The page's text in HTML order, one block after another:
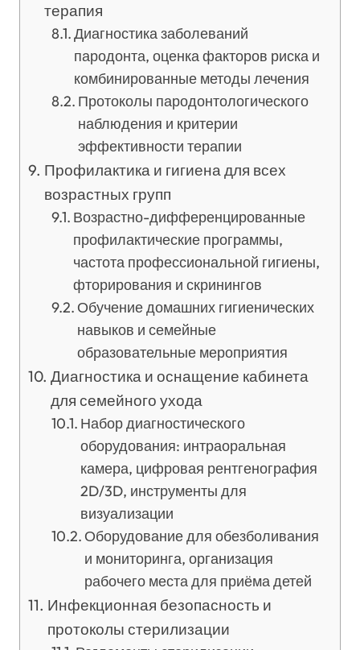
терапия
Диагностика заболеваний
пародонта, оценка факторов риска и
комбинированные методы лечения
Протоколы пародонтологического
наблюдения и критерии
эффективности терапии
Профилактика и гигиена для всех
возрастных групп
Возрастно-дифференцированные
профилактические программы,
частота профессиональной гигиены,
фторирования и скринингов
Обучение домашних гигиенических
навыков и семейные
образовательные мероприятия
Диагностика и оснащение кабинета
для семейного ухода
Набор диагностического
оборудования: интраоральная
камера, цифровая рентгенография
2D/3D, инструменты для
визуализации
Оборудование для обезболивания
и мониторинга, организация
рабочего места для приёма детей
Инфекционная безопасность и
протоколы стерилизации